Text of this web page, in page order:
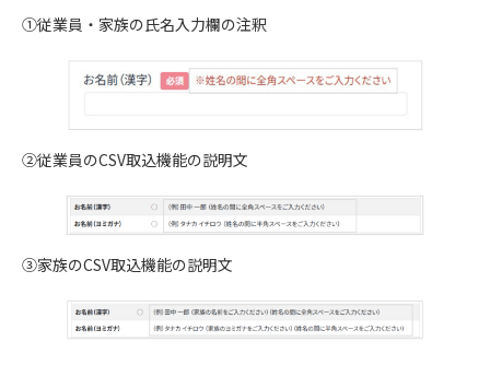
①従業員・家族の氏名入力欄の注釈
②従業員のCSV取込機能の説明文
③家族のCSV取込機能の説明文